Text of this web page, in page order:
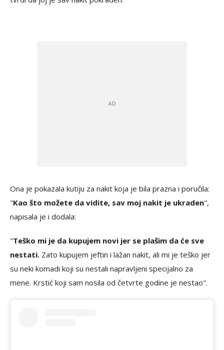
Ona je pokazala kutiju za nakit koja je bila prazna i poručila:
"Kao što možete da vidite, sav moj nakit je ukraden",
napisala je i dodala:
"Teško mi je da kupujem novi jer se plašim da će sve
nestati. Zato kupujem jeftin i lažan nakit, ali mi je teško jer
su neki komadi koji su nestali napravljeni specijalno za
mene. Krstić koji sam nosila od četvrte godine je nestao".